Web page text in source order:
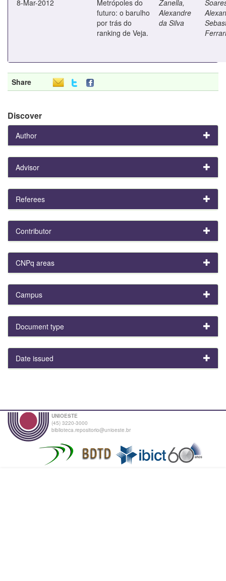
8-Mar-2012
Metrópoles do
futuro: o barulho
por trás do
ranking de Veja.
Zanella,
Alexandre
da Silva
Ferrari
Share
Discover
Author
Advisor
Referees
Contributor
CNPq areas
Campus
Document type
Date issued
UNIOESTE
(45) 3220-3000
biblioteca.repositorio@unioeste.br